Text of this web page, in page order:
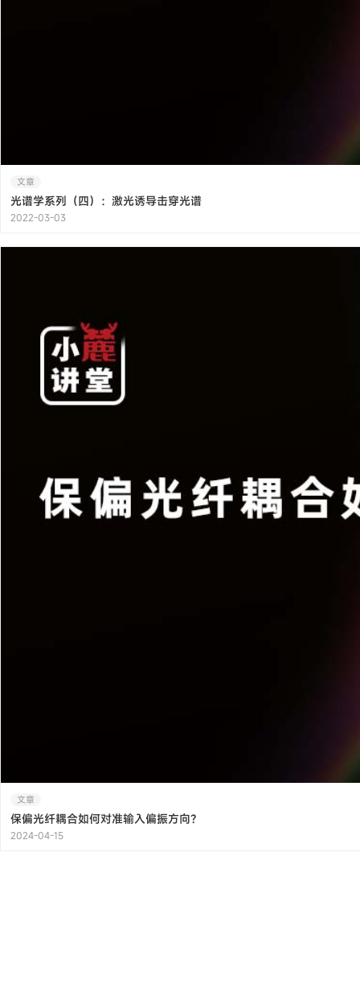
文章
光谱学系列（四）：激光诱导击穿光谱
2022-03-03
文章
保偏光纤耦合如何对准输入偏振方向？
2024-04-15